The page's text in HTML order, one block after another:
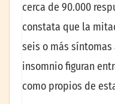
cerca de 90.000
constata que la
seis o más
insomnio figuran
como propios de